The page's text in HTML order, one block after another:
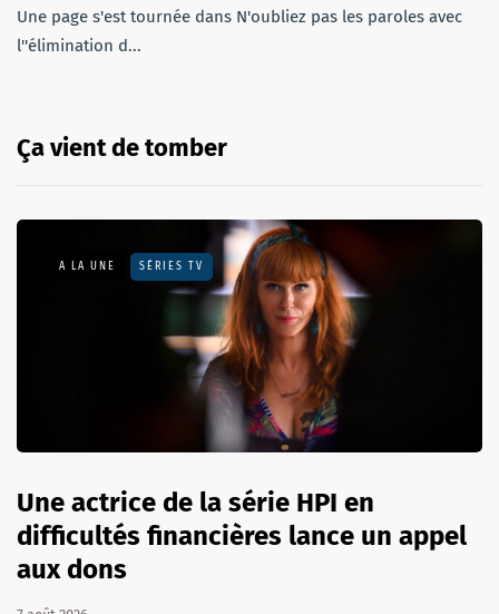
Une page s'est tournée dans N'oubliez pas les paroles avec
l''élimination d...
Ça vient de tomber
A LA UNE SÉRIES TV
Une actrice de la série HPI en
difficultés financières lance un appel
aux dons